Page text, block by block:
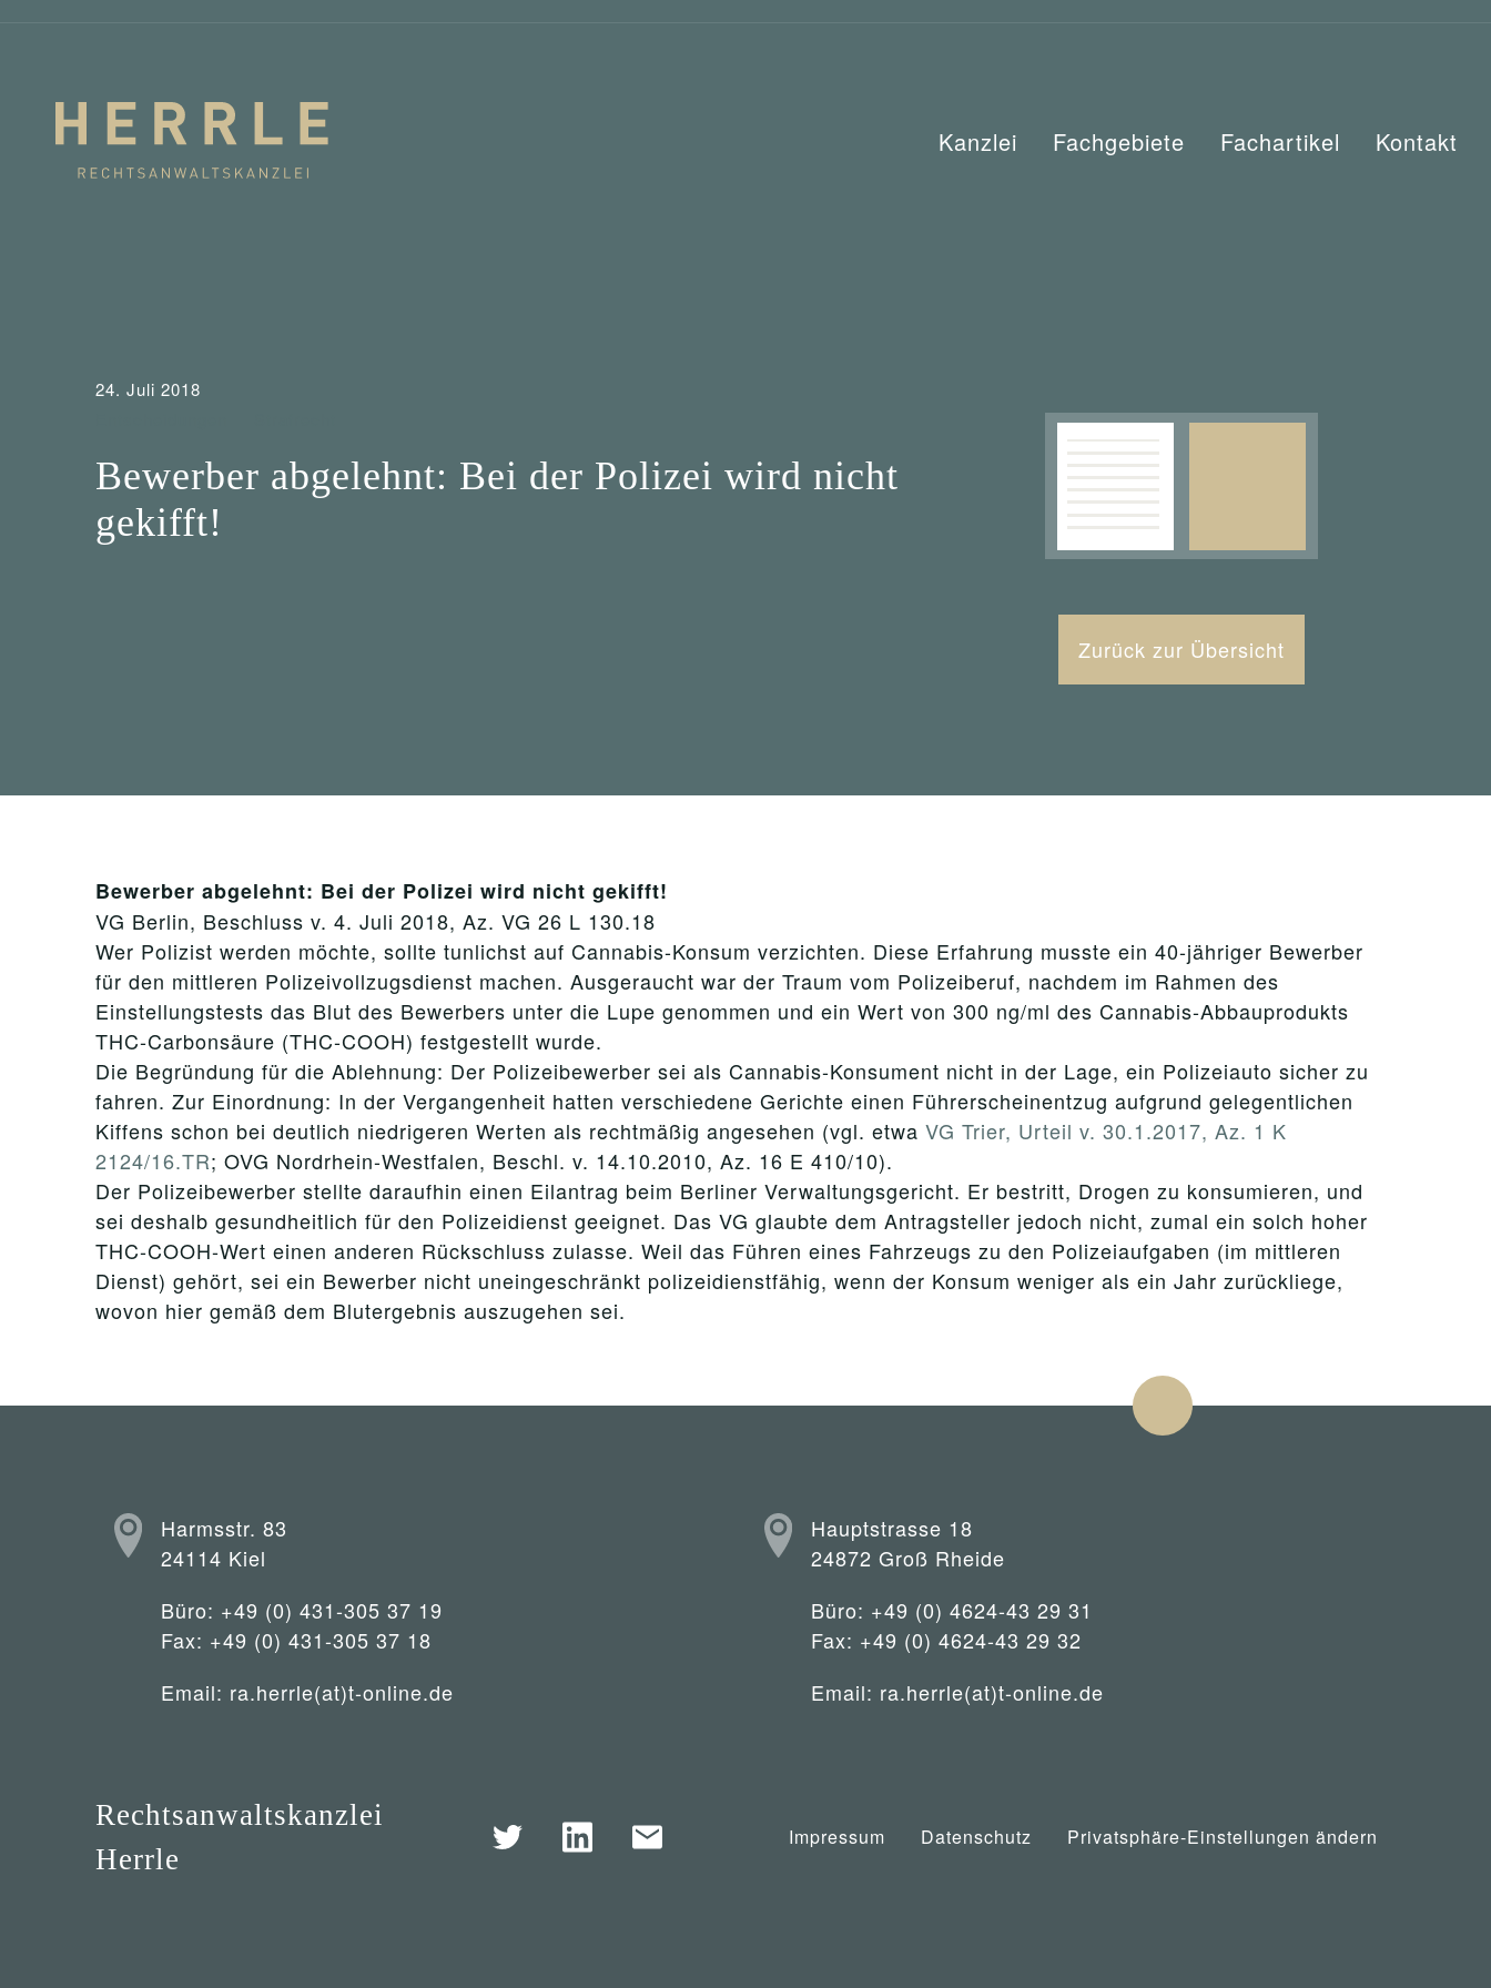
Kanzlei Fachgebiete Fachartikel Kontakt
24. Juli 2018
Bewerber abgelehnt: Bei der Polizei wird nicht
gekifft!
Zurück zur Übersicht
Bewerber abgelehnt: Bei der Polizei wird nicht gekifft!
VG Berlin, Beschluss v. 4. Juli 2018, Az. VG 26 L 130.18
Wer Polizist werden möchte, sollte tunlichst auf Cannabis-Konsum verzichten. Diese Erfahrung musste ein 40-jähriger Bewerber
für den mittleren Polizeivollzugsdienst machen. Ausgeraucht war der Traum vom Polizeiberuf, nachdem im Rahmen des
Einstellungstests das Blut des Bewerbers unter die Lupe genommen und ein Wert von 300 ng/ml des Cannabis-Abbauprodukts
THC-Carbonsäure (THC-COOH) festgestellt wurde.
Die Begründung für die Ablehnung: Der Polizeibewerber sei als Cannabis-Konsument nicht in der Lage, ein Polizeiauto sicher zu
fahren. Zur Einordnung: In der Vergangenheit hatten verschiedene Gerichte einen Führerscheinentzug aufgrund gelegentlichen
Kiffens schon bei deutlich niedrigeren Werten als rechtmäßig angesehen (vgl. etwa VG Trier, Urteil v. 30.1.2017, Az. 1 K
2124/16.TR; OVG Nordrhein-Westfalen, Beschl. v. 14.10.2010, Az. 16 E 410/10).
Der Polizeibewerber stellte daraufhin einen Eilantrag beim Berliner Verwaltungsgericht. Er bestritt, Drogen zu konsumieren, und
sei deshalb gesundheitlich für den Polizeidienst geeignet. Das VG glaubte dem Antragsteller jedoch nicht, zumal ein solch hoher
THC-COOH-Wert einen anderen Rückschluss zulasse. Weil das Führen eines Fahrzeugs zu den Polizeiaufgaben (im mittleren
Dienst) gehört, sei ein Bewerber nicht uneingeschränkt polizeidienstfähig, wenn der Konsum weniger als ein Jahr zurückliege,
wovon hier gemäß dem Blutergebnis auszugehen sei.
Harmsstr. 83
24114 Kiel
Büro: +49 (0) 431-305 37 19
Fax: +49 (0) 431-305 37 18
Email: ra.herrle(at)t-online.de
Hauptstrasse 18
24872 Groß Rheide
Büro: +49 (0) 4624-43 29 31
Fax: +49 (0) 4624-43 29 32
Email: ra.herrle(at)t-online.de
Rechtsanwaltskanzlei
Herrle
Impressum Datenschutz Privatsphäre-Einstellungen ändern